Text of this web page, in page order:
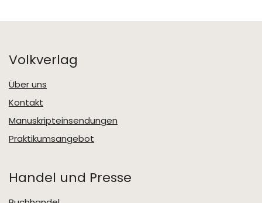
Volkverlag
Über uns
Kontakt
Manuskripteinsendungen
Praktikumsangebot
Handel und Presse